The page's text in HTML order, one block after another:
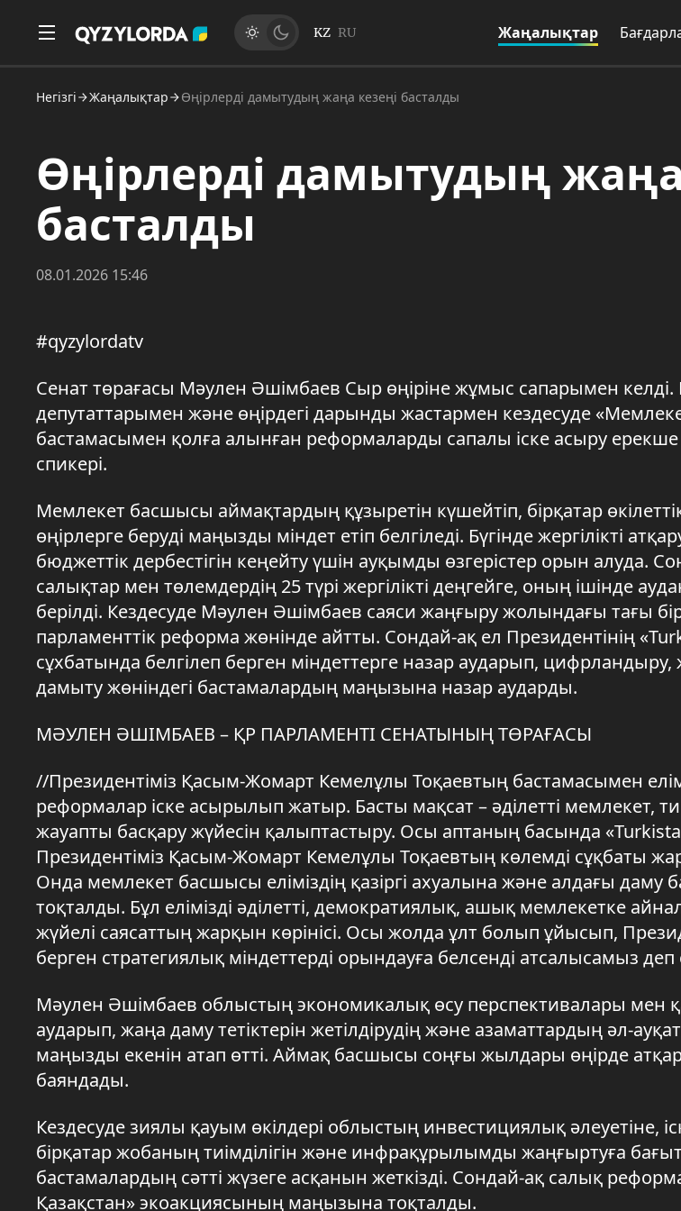
KZ RU Жаңалықтар
Негізгі Жаңалықтар Өңірлерді дамытудың жаңа кезеңі басталды
Өңірлерді дамытудың жаңа
басталды
08.01.2026 15:46
#qyzylordatv
Сенат төрағасы Мәулен Әшімбаев Сыр өңіріне жұмыс сапарымен келді.
депутаттарымен және өңірдегі дарынды жастармен кездесуде
бастамасымен қолға алынған реформаларды сапалы іске асыру ерекше
спикері.
Мемлекет басшысы аймақтардың құзыретін күшейтіп, бірқатар
өңірлерге беруді маңызды міндет етіп белгіледі. Бүгінде жергілікті
бюджеттік дербестігін кеңейту үшін ауқымды өзгерістер орын алуда.
салықтар мен төлемдердің 25 түрі жергілікті деңгейге, оның ішінде
берілді. Кездесуде Мәулен Әшімбаев саяси жаңғыру жолындағы тағы
парламенттік реформа жөнінде айтты. Сондай-ақ ел Президентінің
сұхбатында белгілеп берген міндеттерге назар аударып, цифрландыру,
дамыту жөніндегі бастамалардың маңызына назар аударды.
МӘУЛЕН ӘШІМБАЕВ – ҚР ПАРЛАМЕНТІ СЕНАТЫНЫҢ ТӨРАҒАСЫ
//Президентіміз Қасым-Жомарт Кемелұлы Тоқаевтың бастамасымен
реформалар іске асырылып жатыр. Басты мақсат – әділетті мемлекет,
жауапты басқару жүйесін қалыптастыру. Осы аптаның басында
Президентіміз Қасым-Жомарт Кемелұлы Тоқаевтың көлемді сұқбаты
Онда мемлекет басшысы еліміздің қазіргі ахуалына және алдағы даму
тоқталды. Бұл елімізді әділетті, демократиялық, ашық мемлекетке
жүйелі саясаттың жарқын көрінісі. Осы жолда ұлт болып ұйысып,
берген стратегиялық міндеттерді орындауға белсенді атсалысамыз
Мәулен Әшімбаев облыстың экономикалық өсу перспективалары мен
аударып, жаңа даму тетіктерін жетілдірудің және азаматтардың әл-
маңызды екенін атап өтті. Аймақ басшысы соңғы жылдары өңірде
баяндады.
Кездесуде зиялы қауым өкілдері облыстың инвестициялық әлеуетіне,
бірқатар жобаның тиімділігін және инфрақұрылымды жаңғыртуға
бастамалардың сәтті жүзеге асқанын жеткізді. Сондай-ақ салық
Қазақстан» экоакциясының маңызына тоқталды.